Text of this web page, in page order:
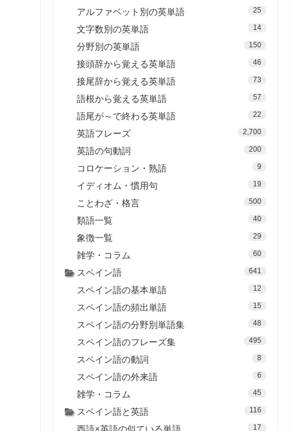
アルファベット別の英単語 25
文字数別の英単語 14
分野別の英単語 150
接頭辞から覚える英単語 46
接尾辞から覚える英単語 73
語根から覚える英単語 57
語尾が～で終わる英単語 22
英語フレーズ 2,700
英語の句動詞 200
コロケーション・熟語 9
イディオム・慣用句 19
ことわざ・格言 500
類語一覧 40
象徴一覧 29
雑学・コラム 60
スペイン語 641
スペイン語の基本単語 12
スペイン語の頻出単語 15
スペイン語の分野別単語集 48
スペイン語のフレーズ集 495
スペイン語の動詞 8
スペイン語の外来語 6
雑学・コラム 45
スペイン語と英語 116
西語×英語の似ている単語 17